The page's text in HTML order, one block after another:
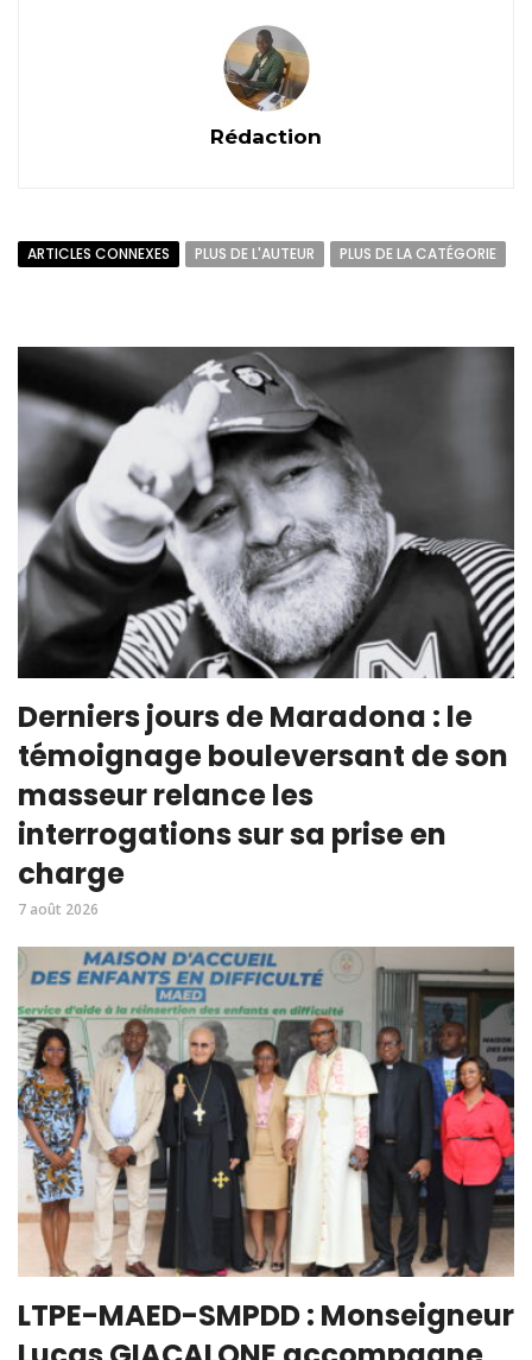
Rédaction
ARTICLES CONNEXES PLUS DE L'AUTEUR PLUS DE LA CATÉGORIE
Derniers jours de Maradona : le
témoignage bouleversant de son
masseur relance les
interrogations sur sa prise en
charge
7 août 2026
LTPE-MAED-SMPDD : Monseigneur